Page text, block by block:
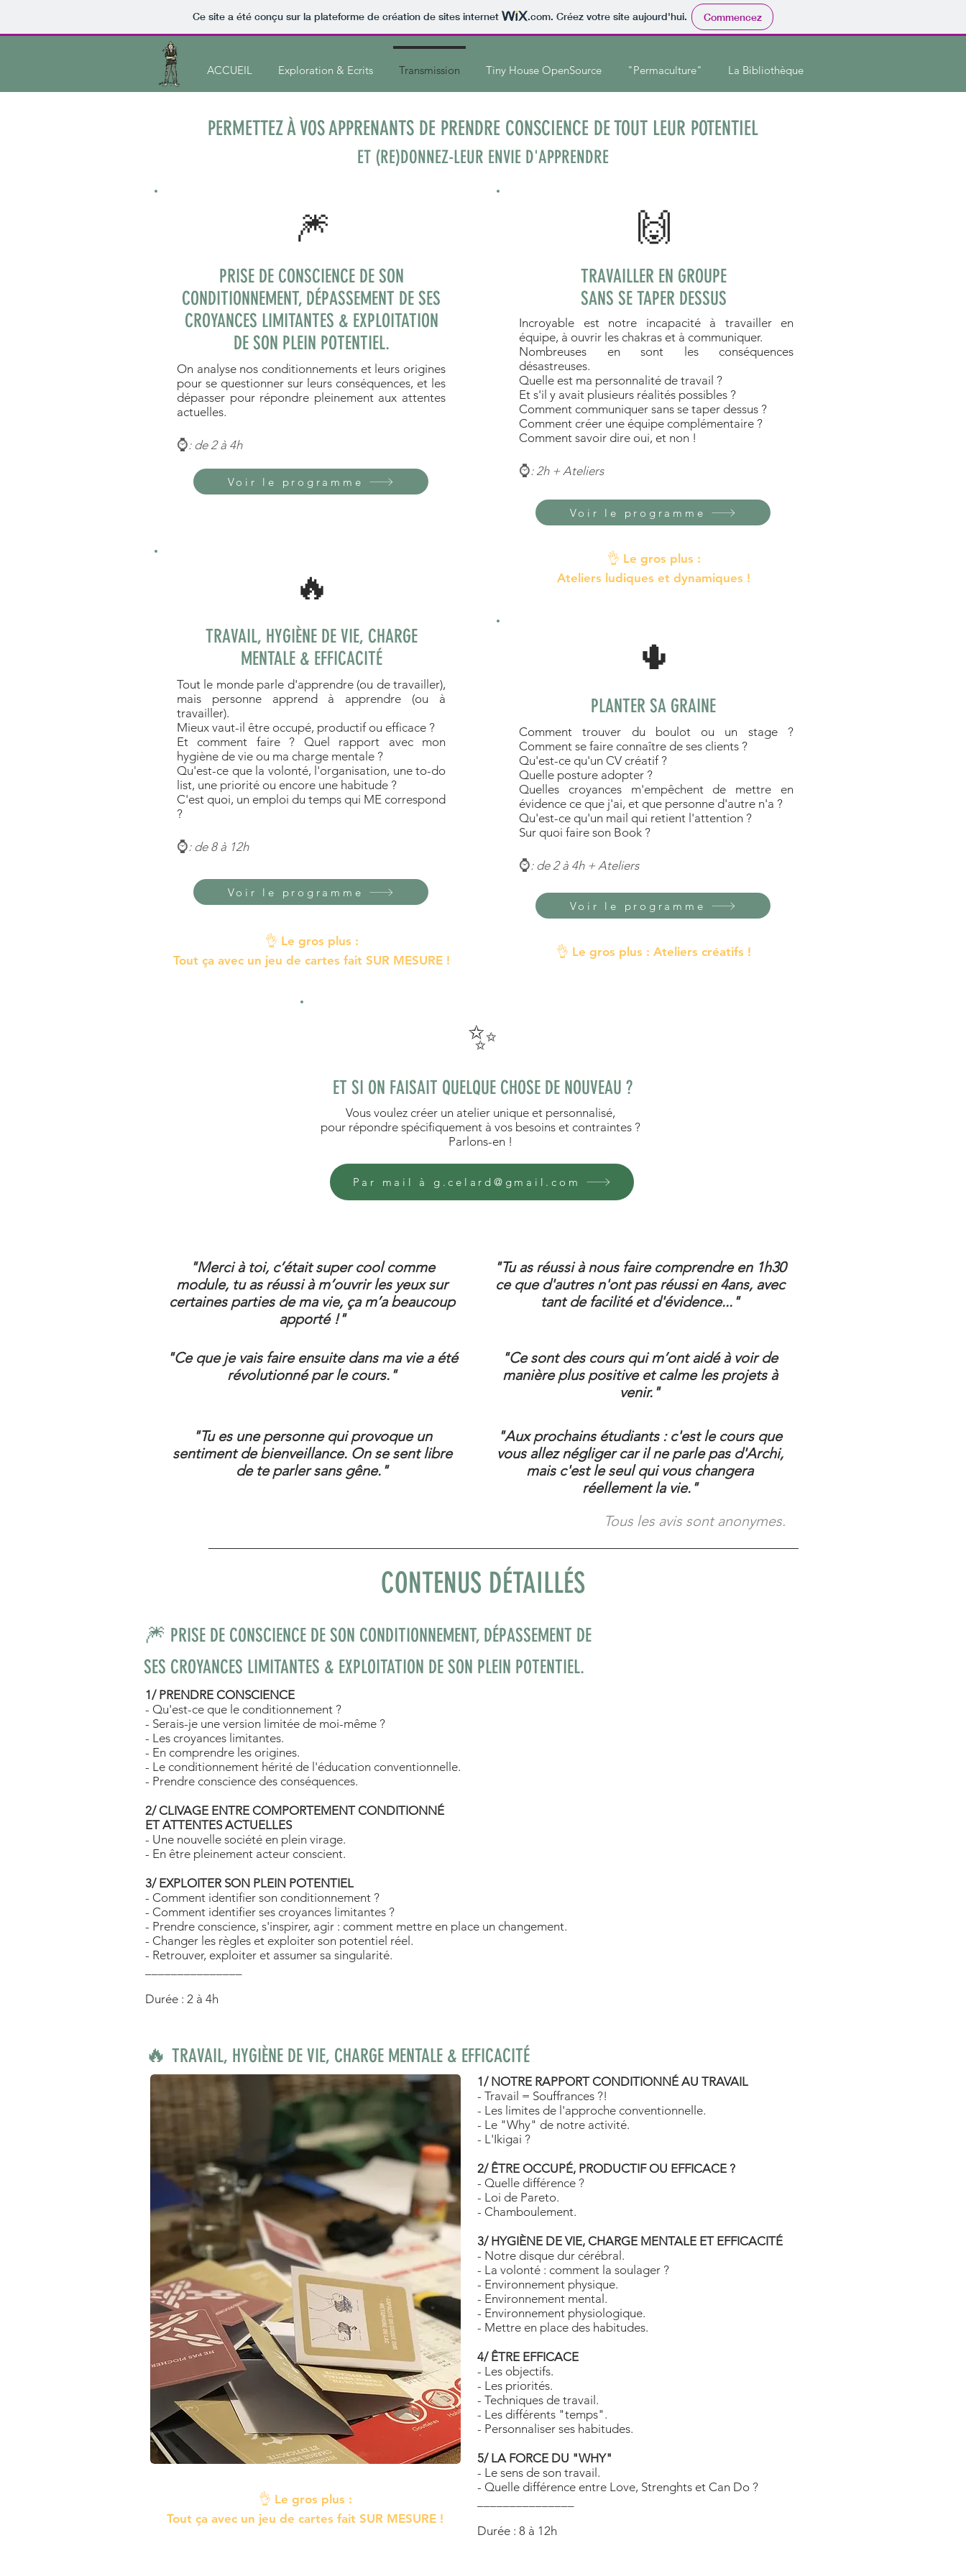
Ce site a été conçu sur la plateforme de création de sites internet .com. Créez votre site aujourd'hui. Commencez
PERMETTEZ À VOS APPRENANTS DE PRENDRE CONSCIENCE DE TOUT LEUR POTENTIEL
ET (RE)DONNEZ-LEUR ENVIE D'APPRENDRE
🎆
PRISE DE CONSCIENCE DE SON
CONDITIONNEMENT, DÉPASSEMENT DE SES
CROYANCES LIMITANTES & EXPLOITATION
DE SON PLEIN POTENTIEL.
On analyse nos conditionnements et leurs origines
pour se questionner sur leurs conséquences, et les
dépasser pour répondre pleinement aux attentes
actuelles.
⌚: de 2 à 4h
Voir le programme
🔥
TRAVAIL, HYGIÈNE DE VIE, CHARGE
MENTALE & EFFICACITÉ
Tout le monde parle d'apprendre (ou de travailler),
mais personne apprend à apprendre (ou à
travailler).
Mieux vaut-il être occupé, productif ou efficace ?
Et comment faire ? Quel rapport avec mon
hygiène de vie ou ma charge mentale ?
Qu'est-ce que la volonté, l'organisation, une to-do
list, une priorité ou encore une habitude ?
C'est quoi, un emploi du temps qui ME correspond
?
⌚: de 8 à 12h
Voir le programme
👌 Le gros plus :
Tout ça avec un jeu de cartes fait SUR MESURE !
🙌
TRAVAILLER EN GROUPE
SANS SE TAPER DESSUS
Incroyable est notre incapacité à travailler en
équipe, à ouvrir les chakras et à communiquer.
Nombreuses en sont les conséquences
désastreuses.
Quelle est ma personnalité de travail ?
Et s'il y avait plusieurs réalités possibles ?
Comment communiquer sans se taper dessus ?
Comment créer une équipe complémentaire ?
Comment savoir dire oui, et non !
⌚: 2h + Ateliers
Voir le programme
👌 Le gros plus :
Ateliers ludiques et dynamiques !
🌵
PLANTER SA GRAINE
Comment trouver du boulot ou un stage ?
Comment se faire connaître de ses clients ?
Qu'est-ce qu'un CV créatif ?
Quelle posture adopter ?
Quelles croyances m'empêchent de mettre en
évidence ce que j'ai, et que personne d'autre n'a ?
Qu'est-ce qu'un mail qui retient l'attention ?
Sur quoi faire son Book ?
⌚: de 2 à 4h + Ateliers
Voir le programme
👌 Le gros plus : Ateliers créatifs !
✨
ET SI ON FAISAIT QUELQUE CHOSE DE NOUVEAU ?
Vous voulez créer un atelier unique et personnalisé,
pour répondre spécifiquement à vos besoins et contraintes ?
Parlons-en !
Par mail à g.celard@gmail.com
"Merci à toi, c’était super cool comme
module, tu as réussi à m’ouvrir les yeux sur
certaines parties de ma vie, ça m’a beaucoup
apporté !"
"Tu as réussi à nous faire comprendre en 1h30
ce que d'autres n'ont pas réussi en 4ans, avec
tant de facilité et d'évidence..."
"Ce que je vais faire ensuite dans ma vie a été
révolutionné par le cours."
"Ce sont des cours qui m’ont aidé à voir de
manière plus positive et calme les projets à
venir."
"Tu es une personne qui provoque un
sentiment de bienveillance. On se sent libre
de te parler sans gêne."
"Aux prochains étudiants : c'est le cours que
vous allez négliger car il ne parle pas d'Archi,
mais c'est le seul qui vous changera
réellement la vie."
Tous les avis sont anonymes.
CONTENUS DÉTAILLÉS
🎆 PRISE DE CONSCIENCE DE SON CONDITIONNEMENT, DÉPASSEMENT DE
SES CROYANCES LIMITANTES & EXPLOITATION DE SON PLEIN POTENTIEL.
1/ PRENDRE CONSCIENCE
- Qu'est-ce que le conditionnement ?
- Serais-je une version limitée de moi-même ?
- Les croyances limitantes.
- En comprendre les origines.
- Le conditionnement hérité de l'éducation conventionnelle.
- Prendre conscience des conséquences.
2/ CLIVAGE ENTRE COMPORTEMENT CONDITIONNÉ
ET ATTENTES ACTUELLES
- Une nouvelle société en plein virage.
- En être pleinement acteur conscient.
3/ EXPLOITER SON PLEIN POTENTIEL
- Comment identifier son conditionnement ?
- Comment identifier ses croyances limitantes ?
- Prendre conscience, s'inspirer, agir : comment mettre en place un changement.
- Changer les règles et exploiter son potentiel réel.
- Retrouver, exploiter et assumer sa singularité.
Durée : 2 à 4h
🔥 TRAVAIL, HYGIÈNE DE VIE, CHARGE MENTALE & EFFICACITÉ
👌 Le gros plus :
Tout ça avec un jeu de cartes fait SUR MESURE !
1/ NOTRE RAPPORT CONDITIONNÉ AU TRAVAIL
- Travail = Souffrances ?!
- Les limites de l'approche conventionnelle.
- Le "Why" de notre activité.
- L'Ikigai ?
2/ ÊTRE OCCUPÉ, PRODUCTIF OU EFFICACE ?
- Quelle différence ?
- Loi de Pareto.
- Chamboulement.
3/ HYGIÈNE DE VIE, CHARGE MENTALE ET EFFICACITÉ
- Notre disque dur cérébral.
- La volonté : comment la soulager ?
- Environnement physique.
- Environnement mental.
- Environnement physiologique.
- Mettre en place des habitudes.
4/ ÊTRE EFFICACE
- Les objectifs.
- Les priorités.
- Techniques de travail.
- Les différents "temps".
- Personnaliser ses habitudes.
5/ LA FORCE DU "WHY"
- Le sens de son travail.
- Quelle différence entre Love, Strenghts et Can Do ?
Durée : 8 à 12h
ACCUEIL Exploration & Ecrits Transmission Tiny House OpenSource "Permaculture" La Bibliothèque